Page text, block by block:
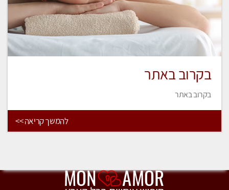
בקרוב באתר
בקרוב באתר
להמשך קריאה >>